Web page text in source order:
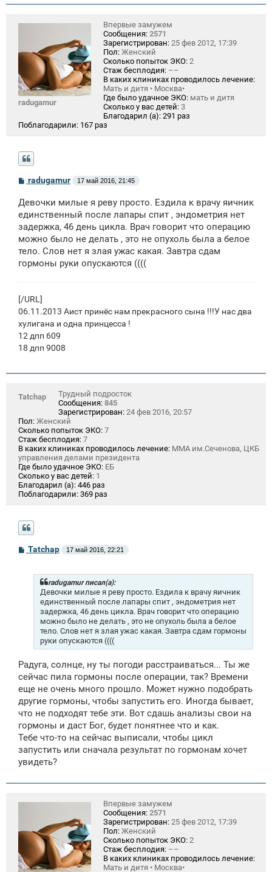
radugamur
Впервые замужем
Сообщения: 2571
Зарегистрирован: 25 фев 2012, 17:39
Пол: Женский
Сколько попыток ЭКО: 2
Стаж бесплодия: ––
В каких клиниках проводилось лечение:
Мать и дитя • Москва•
Где было удачное ЭКО: мать и дитя
Сколько у вас детей: 3
Благодарил (а): 291 раз
Поблагодарили: 167 раз
С
о
б
щ
е
н
и
radugamur 17 май 2016, 21:45
Девочки милые я реву просто. Ездила к врачу яичник
единственный после лапары спит , эндометрия нет
задержка, 46 день цикла. Врач говорит что операцию
можно было не делать , это не опухоль была а белое
тело. Слов нет я злая ужас какая. Завтра сдам
гормоны руки опускаются ((((
[/URL]
06.11.2013 Аист принёс нам прекрасного сына !!!У нас два
хулигана и одна принцесса !
12 дпп 609
18 дпп 9008
Tatchap
Трудный подросток
Сообщения: 845
Зарегистрирован: 24 фев 2016, 20:57
Пол: Женский
Сколько попыток ЭКО: 7
Стаж бесплодия: 7
В каких клиниках проводилось лечение: ММА им.Сеченова, ЦКБ
управления делами президента
Где было удачное ЭКО: ЕБ
Сколько у вас детей: 1
Благодарил (а): 446 раз
Поблагодарили: 369 раз
С
о
Tatchap 17 май 2016, 22:21
radugamur писал(а):
Девочки милые я реву просто. Ездила к врачу яичник
единственный после лапары спит , эндометрия нет
задержка, 46 день цикла. Врач говорит что операцию
можно было не делать , это не опухоль была а белое
тело. Слов нет я злая ужас какая. Завтра сдам гормоны
руки опускаются ((((
Радуга, солнце, ну ты погоди расстраиваться... Ты же
сейчас пила гормоны после операции, так? Времени
еще не очень много прошло. Может нужно подобрать
другие гормоны, чтобы запустить его. Иногда бывает,
что не подходят тебе эти. Вот сдашь анализы свои на
гормоны и даст Бог, будет понятнее что и как.
Тебе что-то на сейчас выписали, чтобы цикл
запустить или сначала результат по гормонам хочет
увидеть?
Впервые замужем
Сообщения: 2571
Зарегистрирован: 25 фев 2012, 17:39
Пол: Женский
Сколько попыток ЭКО: 2
Стаж бесплодия: ––
В каких клиниках проводилось лечение:
Мать и дитя • Москва•